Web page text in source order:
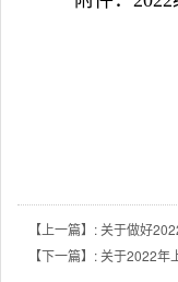
【上一篇】: 关于做好
【下一篇】: 关于2022